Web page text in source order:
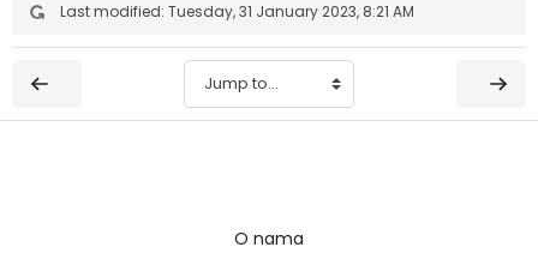
Last modified: Tuesday, 31 January 2023, 8:21 AM
Jump to...
O nama